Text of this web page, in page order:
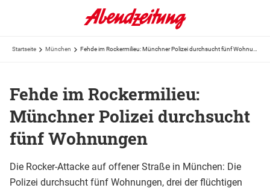
Startseite München
Fehde im Rockermilieu:
Münchner Polizei durchsucht
fünf Wohnungen
Die Rocker-Attacke auf offener Straße in München: Die
Polizei durchsucht fünf Wohnungen, drei der flüchtigen